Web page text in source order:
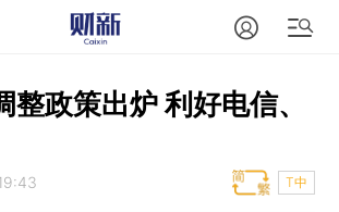
整政策出炉 利好电信、
T中